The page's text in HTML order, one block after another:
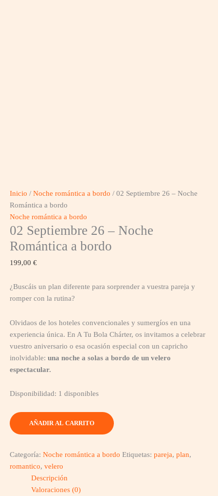
Inicio / Noche romántica a bordo / 02 Septiembre 26 – Noche
Romántica a bordo
Noche romántica a bordo
02 Septiembre 26 – Noche
Romántica a bordo
199,00 €
¿Buscáis un plan diferente para sorprender a vuestra pareja y
romper con la rutina?
Olvidaos de los hoteles convencionales y sumergíos en una
experiencia única. En A Tu Bola Chárter, os invitamos a celebrar
vuestro aniversario o esa ocasión especial con un capricho
inolvidable: una noche a solas a bordo de un velero
espectacular.
Disponibilidad: 1 disponibles
AÑADIR AL CARRITO
Categoría: Noche romántica a bordo Etiquetas: pareja, plan,
romantico, velero
Descripción
Valoraciones (0)